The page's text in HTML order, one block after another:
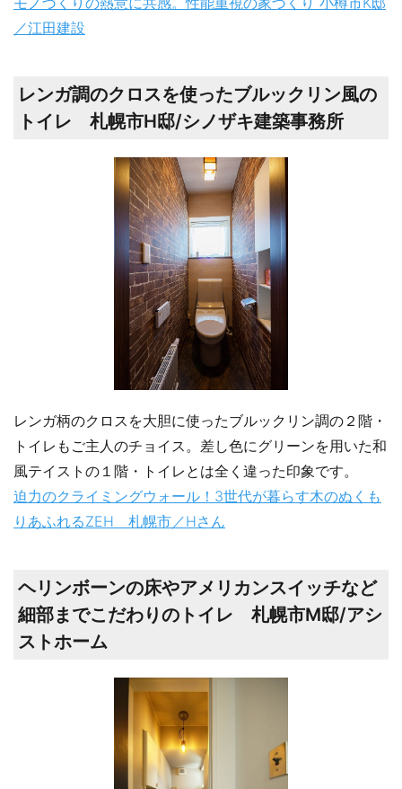
／江田建設
レンガ調のクロスを使ったブルックリン風の
トイレ 札幌市H邸/シノザキ建築事務所
レンガ柄のクロスを大胆に使ったブルックリン調の２階・
トイレもご主人のチョイス。差し色にグリーンを用いた和
風テイストの１階・トイレとは全く違った印象です。
迫力のクライミングウォール！3世代が暮らす木のぬくも
りあふれるZEH 札幌市／Hさん
ヘリンボーンの床やアメリカンスイッチなど
細部までこだわりのトイレ 札幌市M邸/アシ
ストホーム